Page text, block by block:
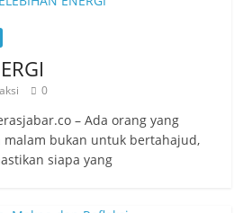
0
– Ada orang yang
bukan untuk bertahajud,
siapa yang